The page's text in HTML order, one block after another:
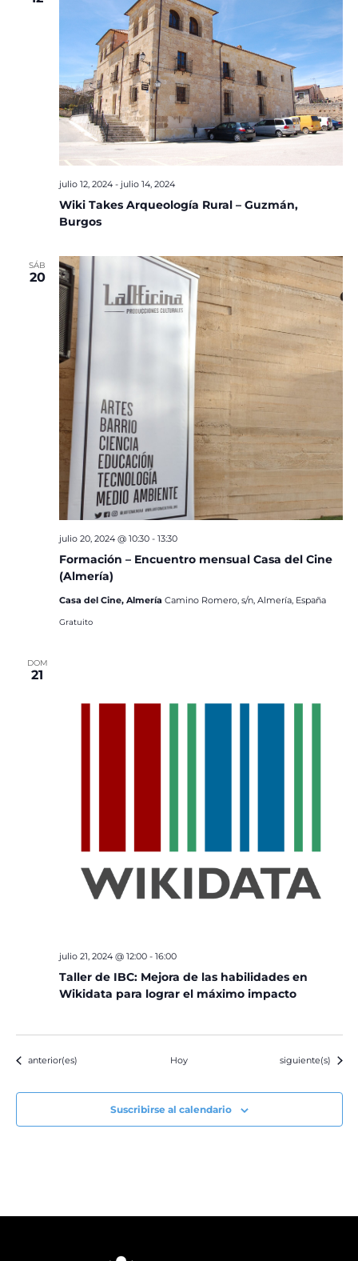
Wiki Takes Arqueología Rural – Guzmán,
Burgos
julio 12, 2024- julio 14, 2024
SÁB
20
Formación – Encuentro mensual Casa del Cine
(Almería)
julio 20, 2024 @ 10:30- 13:30
Casa del Cine, Almería Camino Romero, s/n, Almería, España
Gratuito
DOM
21
Taller de IBC: Mejora de las habilidades en
Wikidata para lograr el máximo impacto
julio 21, 2024 @ 12:00- 16:00
Eventos
anterior(es) Hoy Eventos
siguiente(s)
Suscribirse al calendario